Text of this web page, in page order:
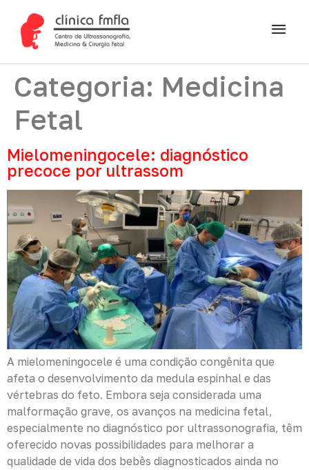
Categoria: Medicina
Fetal
Mielomeningocele: diagnóstico
precoce por ultrassom
A mielomeningocele é uma condição congênita que
afeta o desenvolvimento da medula espinhal e das
vértebras do feto. Embora seja considerada uma
malformação grave, os avanços na medicina fetal,
especialmente no diagnóstico por ultrassonografia, têm
oferecido novas possibilidades para melhorar a
qualidade de vida dos bebês diagnosticados ainda no